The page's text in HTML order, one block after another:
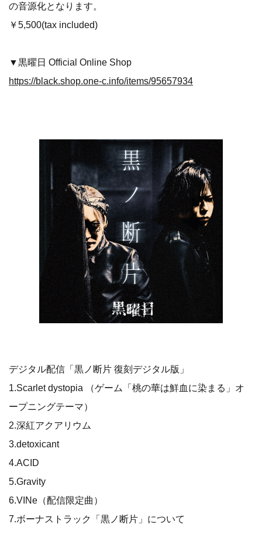
の音源化となります。
￥5,500(tax included)
▼黒曜日 Official Online Shop
https://black.shop.one-c.info/items/95657934
デジタル配信「黒ノ断片 復刻デジタル版」
1.Scarlet dystopia （ゲーム「桃の華は鮮血に染まる」オ
ープニングテーマ）
2.深紅アクアリウム
3.detoxicant
4.ACID
5.Gravity
6.VINe（配信限定曲）
7.ボーナストラック「黒ノ断片」について